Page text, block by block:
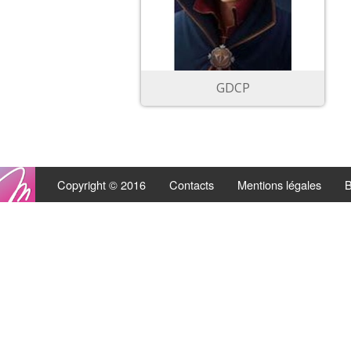
GDCP
Copyright © 2016 Contacts Mentions légales